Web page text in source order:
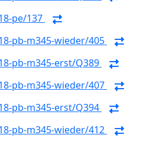
pe/137
pb-m345-wieder/405
pb-m345-erst/Q389
pb-m345-wieder/407
pb-m345-erst/Q394
pb-m345-wieder/412